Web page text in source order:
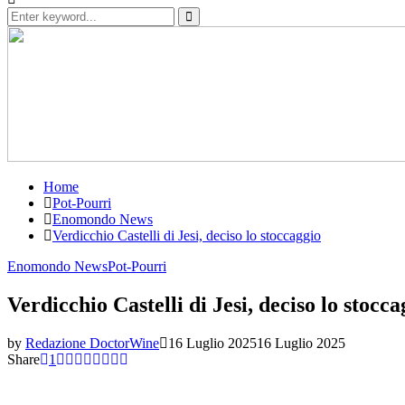
Search
for:
Search
Home
Pot-Pourri
Enomondo News
Verdicchio Castelli di Jesi, deciso lo stoccaggio
Enomondo NewsPot-Pourri
Verdicchio Castelli di Jesi, deciso lo
by Redazione DoctorWine 16 Luglio 202516 Luglio 2025
Share
1